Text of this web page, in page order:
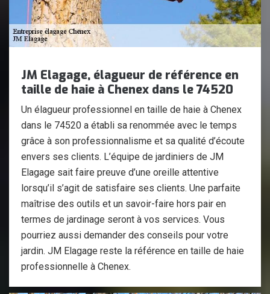
JM Elagage, élagueur de référence en
taille de haie à Chenex dans le 74520
Un élagueur professionnel en taille de haie à Chenex
dans le 74520 a établi sa renommée avec le temps
grâce à son professionnalisme et sa qualité d’écoute
envers ses clients. L’équipe de jardiniers de JM
Elagage sait faire preuve d’une oreille attentive
lorsqu’il s’agit de satisfaire ses clients. Une parfaite
maîtrise des outils et un savoir-faire hors pair en
termes de jardinage seront à vos services. Vous
pourriez aussi demander des conseils pour votre
jardin. JM Elagage reste la référence en taille de haie
professionnelle à Chenex.